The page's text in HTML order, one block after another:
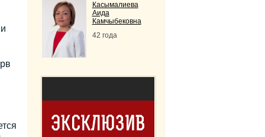
Касымалиева
Аида
Камчыбековна
42 года